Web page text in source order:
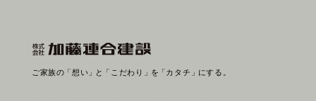
ご家族の「想い」と 「こだわり」を「カタチ」にする。